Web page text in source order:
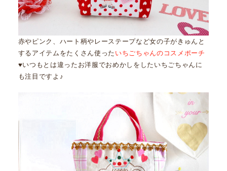
赤やピンク、ハート柄やレーステープなど女の子がきゅんと
するアイテムをたくさん使った いちごちゃんのコスメポーチ
♥いつもとは違ったお洋服でおめかしをしたいちごちゃんに
も注目ですよ♪